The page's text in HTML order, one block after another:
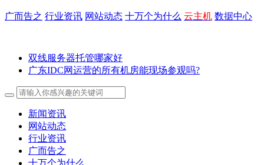
广而告之 行业资讯 网站动态 十万个为什么 云主机 数据中心
双线服务器托管哪家好
广东IDC网运营的所有机房能现场参观吗?
新闻资讯
网站动态
行业资讯
广而告之
十万个为什么